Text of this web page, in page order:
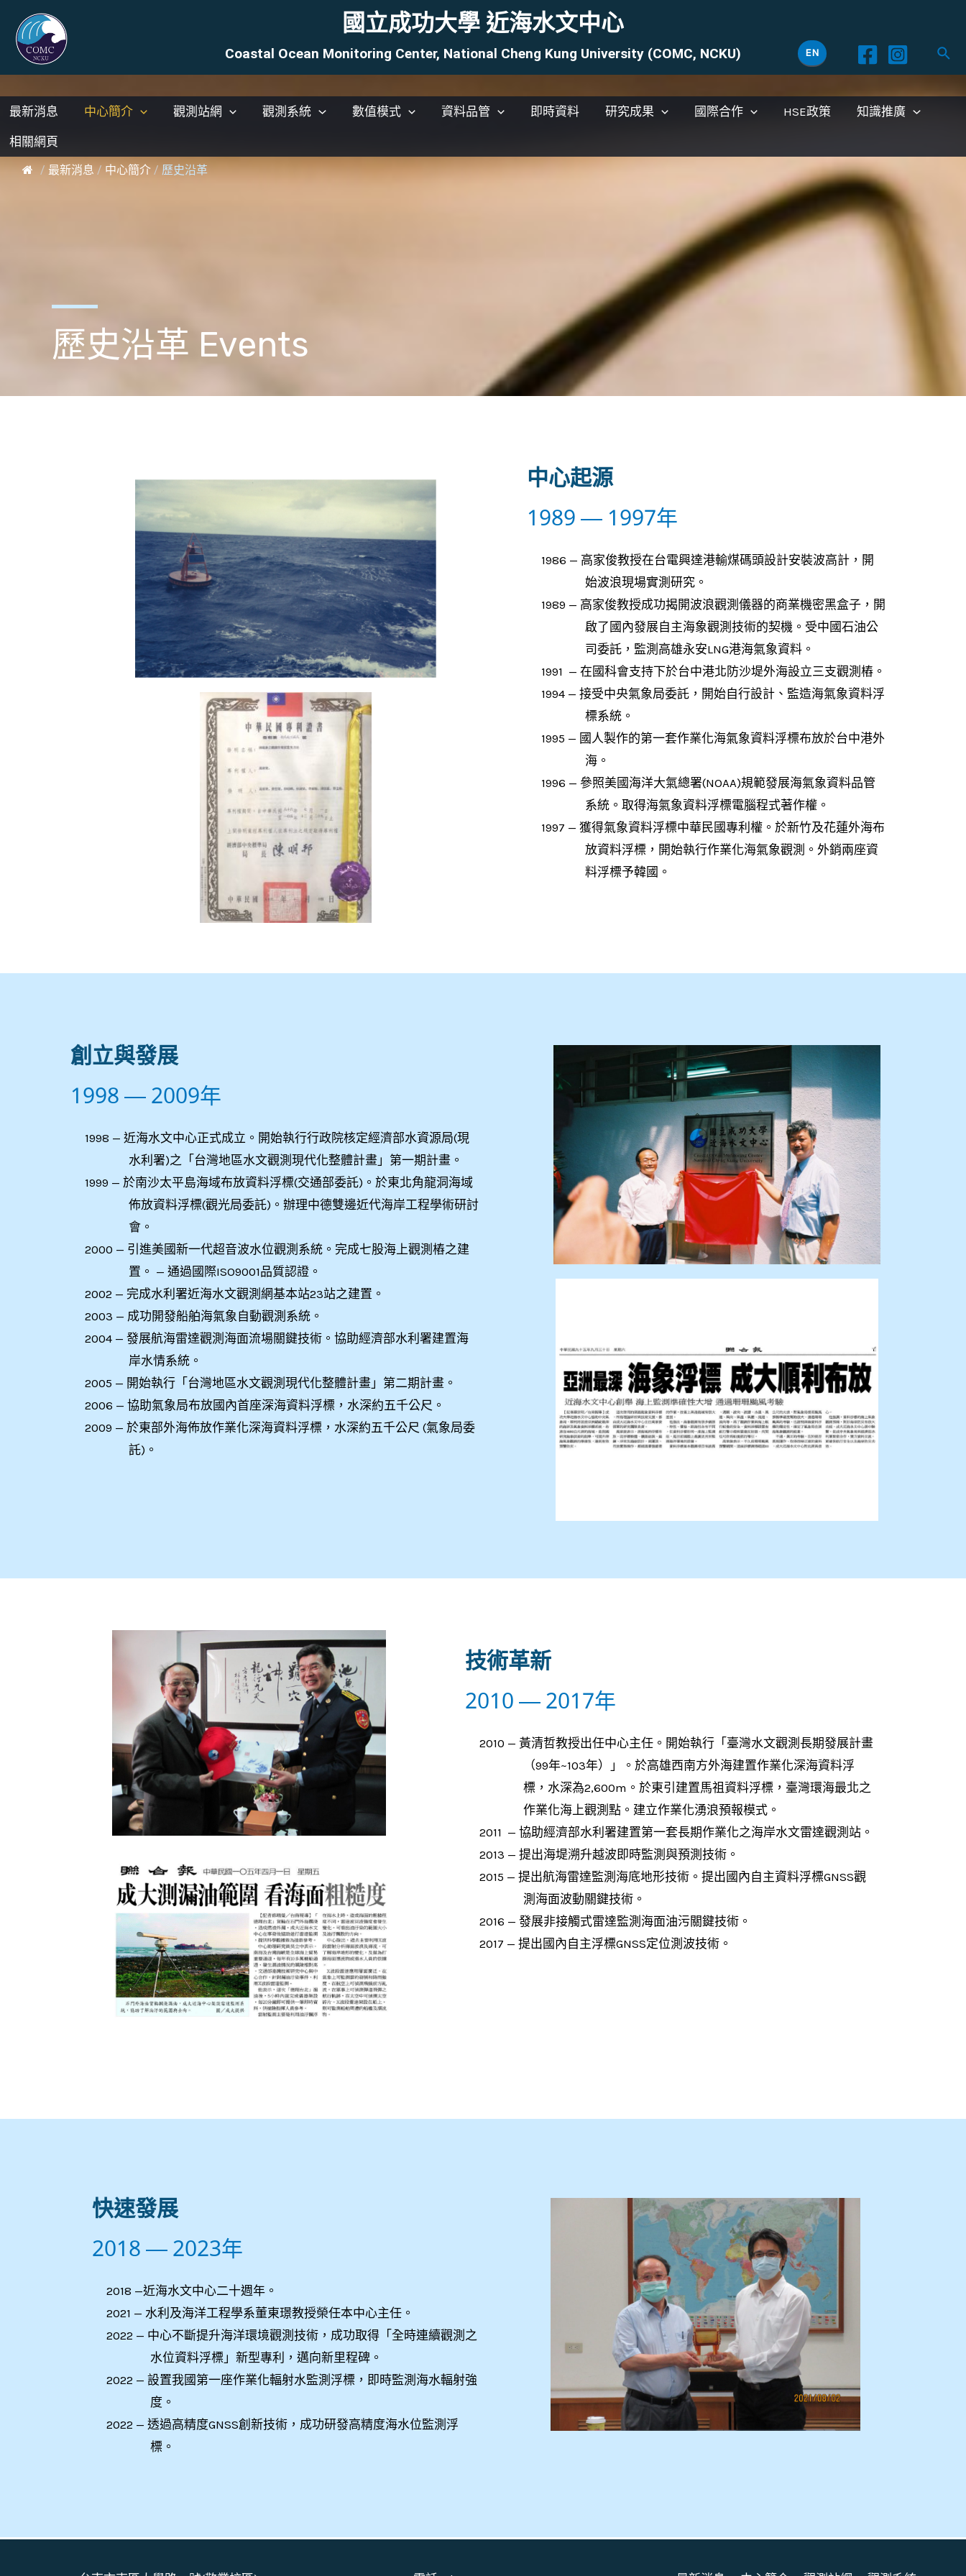
EN
最新消息 中心簡介 觀測站網 觀測系統 數值模式 資料品管 即時資料 研究成果 國際合作 HSE政策 知識推廣
相關網頁
/ 最新消息 / 中心簡介 / 歷史沿革
國立成功大學 近海水文中心
Coastal Ocean Monitoring Center, National Cheng Kung University (COMC, NCKU)
歷史沿革 Events
中心起源
1989 — 1997年
1986 — 高家俊教授在台電興達港輸煤碼頭設計安裝波高計，開
始波浪現場實測研究。
1989 — 高家俊教授成功揭開波浪觀測儀器的商業機密黑盒子，開
啟了國內發展自主海象觀測技術的契機。受中國石油公
司委託，監測高雄永安LNG港海氣象資料。
1991 — 在國科會支持下於台中港北防沙堤外海設立三支觀測樁。
1994 — 接受中央氣象局委託，開始自行設計、監造海氣象資料浮
標系統。
1995 — 國人製作的第一套作業化海氣象資料浮標布放於台中港外
海。
1996 — 參照美國海洋大氣總署(NOAA)規範發展海氣象資料品管
系統。取得海氣象資料浮標電腦程式著作權。
1997 — 獲得氣象資料浮標中華民國專利權。於新竹及花蓮外海布
放資料浮標，開始執行作業化海氣象觀測。外銷兩座資
料浮標予韓國。
創立與發展
1998 — 2009年
1998 — 近海水文中心正式成立。開始執行行政院核定經濟部水資源局(現
水利署)之「台灣地區水文觀測現代化整體計畫」第一期計畫。
1999 — 於南沙太平島海域布放資料浮標(交通部委託)。於東北角龍洞海域
佈放資料浮標(觀光局委託)。辦理中德雙邊近代海岸工程學術研討
會。
2000 — 引進美國新一代超音波水位觀測系統。完成七股海上觀測樁之建
置。 — 通過國際ISO9001品質認證。
2002 — 完成水利署近海水文觀測網基本站23站之建置。
2003 — 成功開發船舶海氣象自動觀測系統。
2004 — 發展航海雷達觀測海面流場關鍵技術。協助經濟部水利署建置海
岸水情系統。
2005 — 開始執行「台灣地區水文觀測現代化整體計畫」第二期計畫。
2006 — 協助氣象局布放國內首座深海資料浮標，水深約五千公尺。
2009 — 於東部外海佈放作業化深海資料浮標，水深約五千公尺 (氣象局委
託)。
技術革新
2010 — 2017年
2010 — 黃清哲教授出任中心主任。開始執行「臺灣水文觀測長期發展計畫
（99年~103年）」。於高雄西南方外海建置作業化深海資料浮
標，水深為2,600m。於東引建置馬祖資料浮標，臺灣環海最北之
作業化海上觀測點。建立作業化湧浪預報模式。
2011 — 協助經濟部水利署建置第一套長期作業化之海岸水文雷達觀測站。
2013 — 提出海堤溯升越波即時監測與預測技術。
2015 — 提出航海雷達監測海底地形技術。提出國內自主資料浮標GNSS觀
測海面波動關鍵技術。
2016 — 發展非接觸式雷達監測海面油污關鍵技術。
2017 — 提出國內自主浮標GNSS定位測波技術。
快速發展
2018 — 2023年
2018 —近海水文中心二十週年。
2021 — 水利及海洋工程學系董東璟教授榮任本中心主任。
2022 — 中心不斷提升海洋環境觀測技術，成功取得「全時連續觀測之
水位資料浮標」新型專利，邁向新里程碑。
2022 — 設置我國第一座作業化輻射水監測浮標，即時監測海水輻射強
度。
2022 — 透過高精度GNSS創新技術，成功研發高精度海水位監測浮
標。